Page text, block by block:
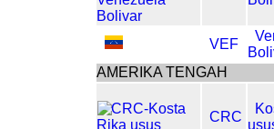
VEF
AMERIKA TENGAH
CRC